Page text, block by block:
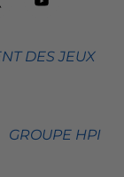
DES JEUX
GROUPE HPI